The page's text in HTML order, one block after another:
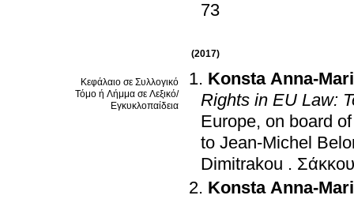
73
(2017)
Κεφάλαιο σε Συλλογικό
Τόμο ή Λήμμα σε Λεξικό/
Εγκυκλοπαίδεια
Konsta Anna-
Rights in EU Law:
Europe, on board
to Jean-Michel
Dimitrakou .
Konsta Anna-